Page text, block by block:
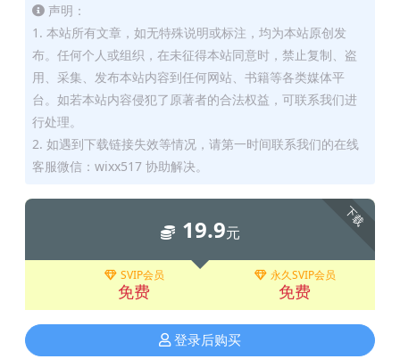
声明：
1. 本站所有文章，如无特殊说明或标注，均为本站原创发
布。任何个人或组织，在未征得本站同意时，禁止复制、盗
用、采集、发布本站内容到任何网站、书籍等各类媒体平
台。如若本站内容侵犯了原著者的合法权益，可联系我们进
行处理。
2. 如遇到下载链接失效等情况，请第一时间联系我们的在线
客服微信：wixx517 协助解决。
下载
19.9元
SVIP会员
免费
永久SVIP会员
免费
登录后购买